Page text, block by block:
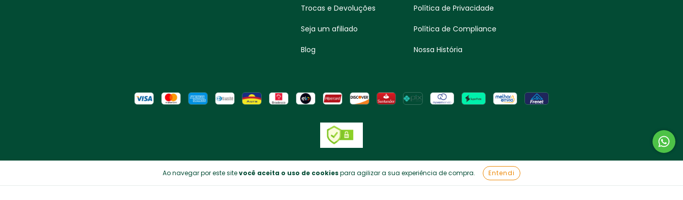
Ao navegar por este sitevocê aceita o uso de cookiespara agilizar a sua experiência de compra. Entendi
Trocas e Devoluções
Seja um afiliado
Blog
Política de Privacidade
Política de Compliance
Nossa História
Copyright Alfafly - 2026. Todos os direitos reservados.